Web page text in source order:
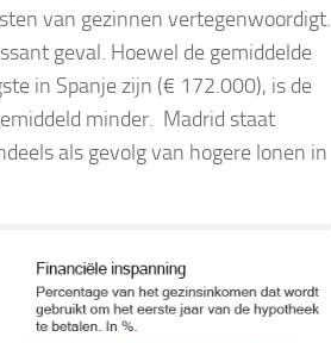
van gezinnen vertegenwoordigt.
geval. Hoewel de gemiddelde
in Spanje zijn (€ 172.000), is de
minder. Madrid staat
als gevolg van hogere lonen in